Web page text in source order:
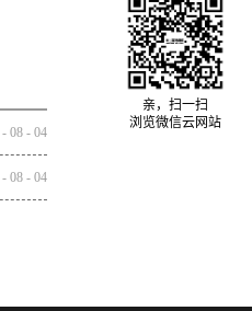
- 08 - 04
- 08 - 04
亲，扫一扫
浏览微信云网站